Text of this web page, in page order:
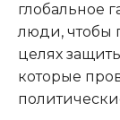
глобальное
люди, чтобы
целях
которые